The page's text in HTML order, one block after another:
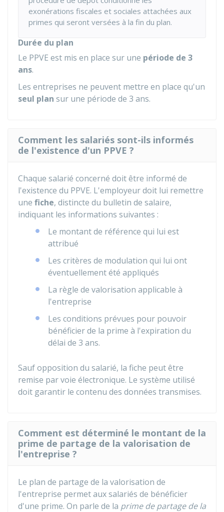
exonérations fiscales et sociales attachées aux
primes qui seront versées à la fin du plan.
Durée du plan
Le PPVE est mis en place sur une période de 3
ans.
Les entreprises ne peuvent mettre en place qu'un
seul plan sur une période de 3 ans.
Comment les salariés sont-ils informés
de l'existence d'un PPVE ?
Chaque salarié concerné doit être informé de
l'existence du PPVE. L'employeur doit lui remettre
une fiche, distincte du bulletin de salaire,
indiquant les informations suivantes :
Le montant de référence qui lui est
attribué
Les critères de modulation qui lui ont
éventuellement été appliqués
La règle de valorisation applicable à
l'entreprise
Les conditions prévues pour pouvoir
bénéficier de la prime à l'expiration du
délai de 3 ans.
Sauf opposition du salarié, la fiche peut être
remise par voie électronique. Le système utilisé
doit garantir le contenu des données transmises.
Comment est déterminé le montant de la
prime de partage de la valorisation de
l'entreprise ?
Le plan de partage de la valorisation de
l'entreprise permet aux salariés de bénéficier
d'une prime. On parle de la prime de partage de la